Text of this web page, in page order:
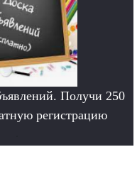
Получи 250
регистрацию